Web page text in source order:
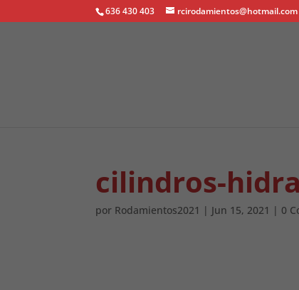
636 430 403 rcirodamientos@hotmail.com
cilindros-
por Rodamientos2021 | Jun 15, 2021 | 0